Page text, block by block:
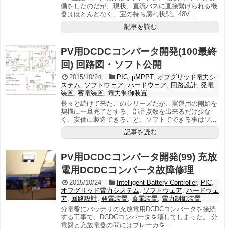
働をしたのだが、現状、直流バスに直接繋げられる機
器はほとんどなく、宝の持ち腐れ状態。48V...
記事を読む
PV用DCDCコンバータ開発(100最終
回) 回路図・ソフト公開
2015/10/24 PIC, μMPPT, オフグリッド電力シ
ステム, ソフトウェア, ハードウェア, 回路設計, 発電
装置, 蓄電装置, 電力制御装置
長々と続けて来たこのシリーズだが、実運用の開始を
契機に一旦完了とする。部品点数を出来るだけ少な
く、安価に製造できること、ソフトでできる事はソ...
記事を読む
PV用DCDCコンバータ開発(99) 充放
電用DCDCコンバータ故障修理
2015/10/24 Intelligent Battery Controller, PIC,
オフグリッド電力システム, ソフトウェア, ハードウェ
ア, 回路設計, 発電装置, 蓄電装置, 電力制御装置
分電盤にバッテリの充放電用DCDCコンバータを接続
する工事で、DCDCコンバータを壊してしまった。 分
電盤と充放電器の間にはブレーカを...